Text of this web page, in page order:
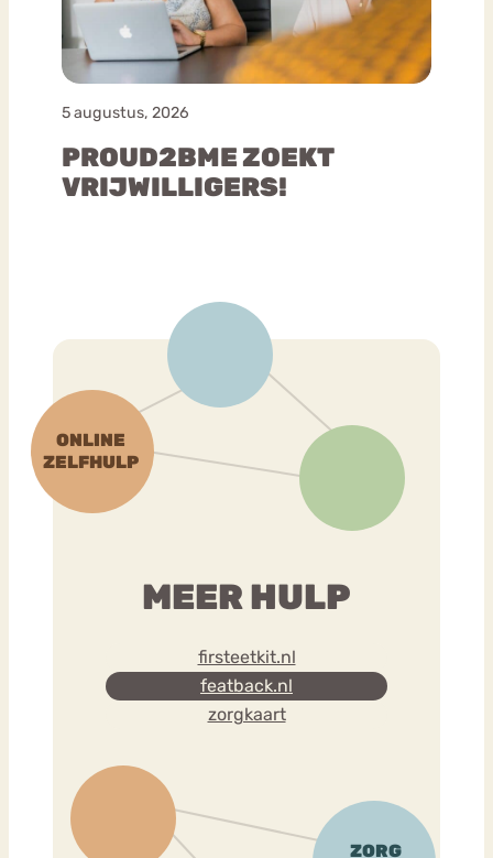
5 augustus, 2026
PROUD2BME ZOEKT
VRIJWILLIGERS!
MEER HULP
firsteetkit.nl
featback.nl
zorgkaart